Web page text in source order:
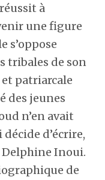
à
une figure
s’oppose
tribales de son
et patriarcale
des jeunes
n’en avait
d’écrire,
Inoui.
de